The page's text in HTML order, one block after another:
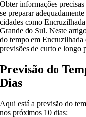
Obter informações
se preparar
cidades como
Grande do Sul. Neste
do tempo em
previsões de curto e longo
Previsão do
Dias
Aqui está a previsão do
nos próximos 10 dias: